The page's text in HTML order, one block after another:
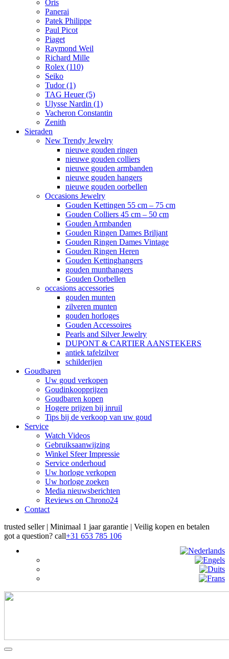
Oris
Panerai
Patek Philippe
Paul Picot
Piaget
Raymond Weil
Richard Mille
Rolex (110)
Seiko
Tudor(1)
TAG Heuer(5)
Ulysse Nardin (1)
Vacheron Constantin
Zenith
Sieraden
New Trendy Jewelry
nieuwe gouden ringen
nieuwe gouden colliers
nieuwe gouden armbanden
nieuwe gouden hangers
nieuwe gouden oorbellen
Occasions Jewelry
Gouden Kettingen 55 cm – 75 cm
Gouden Colliers 45 cm – 50 cm
Gouden Armbanden
Gouden Ringen Dames Briljant
Gouden Ringen Dames Vintage
Gouden Ringen Heren
Gouden Kettinghangers
gouden munthangers
Gouden Oorbellen
occasions accessories
gouden munten
zilveren munten
gouden horloges
Gouden Accessoires
Pearls and Silver Jewelry
DUPONT & CARTIER AANSTEKERS
antiek tafelzilver
schilderijen
Goudbaren
Uw goud verkopen
Goudinkoopprijzen
Goudbaren kopen
Hogere prijzen bij inruil
Tips bij de verkoop van uw goud
Service
Watch Videos
Gebruiksaanwijzing
Winkel Sfeer Impressie
Service onderhoud
Uw horloge verkopen
Uw horloge zoeken
Media nieuwsberichten
Reviews on Chrono24
Contact
trusted seller | Minimaal 1 jaar garantie | Veilig kopen en betalen
got a question? call+31 653 785 106